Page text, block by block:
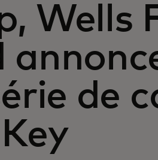
Wells
de